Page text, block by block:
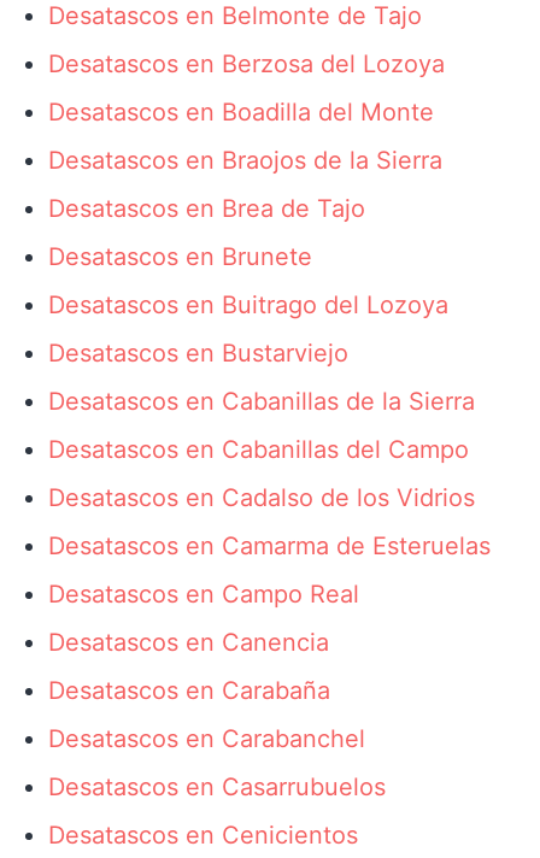
Desatascos en Belmonte de Tajo
Desatascos en Berzosa del Lozoya
Desatascos en Boadilla del Monte
Desatascos en Braojos de la Sierra
Desatascos en Brea de Tajo
Desatascos en Brunete
Desatascos en Buitrago del Lozoya
Desatascos en Bustarviejo
Desatascos en Cabanillas de la Sierra
Desatascos en Cabanillas del Campo
Desatascos en Cadalso de los Vidrios
Desatascos en Camarma de Esteruelas
Desatascos en Campo Real
Desatascos en Canencia
Desatascos en Carabaña
Desatascos en Carabanchel
Desatascos en Casarrubuelos
Desatascos en Cenicientos